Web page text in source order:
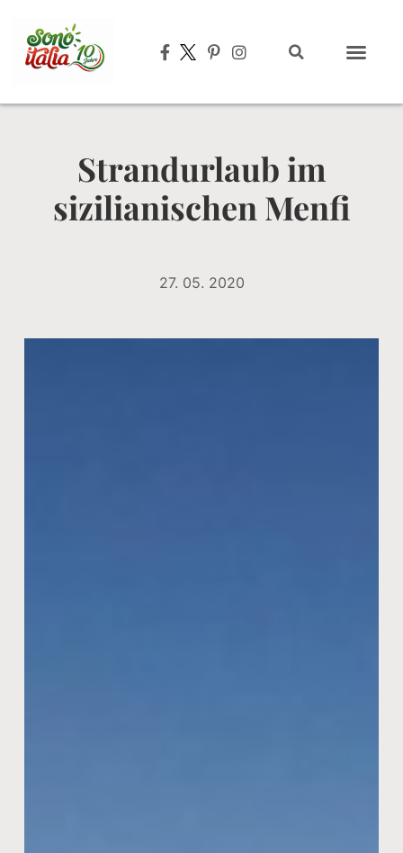
Strandurlaub im
sizilianischen Menfi
27. 05. 2020